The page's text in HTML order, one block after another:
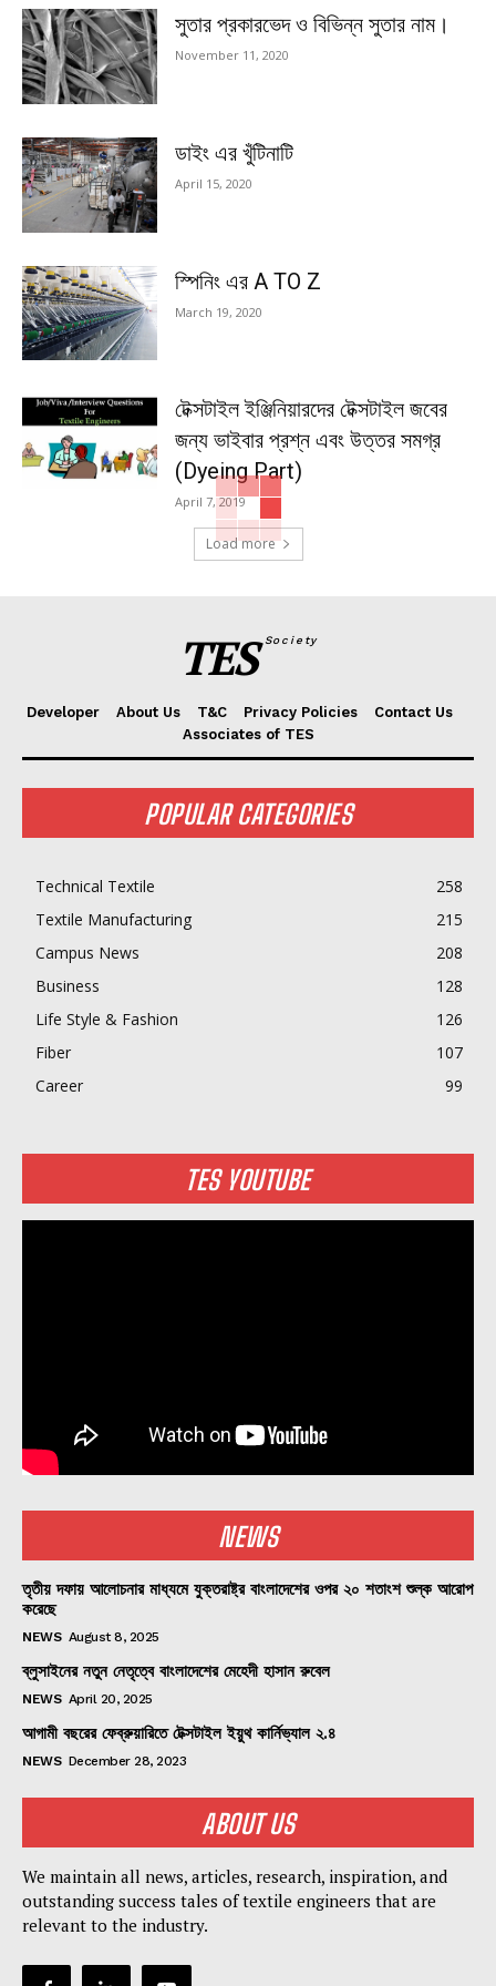
সুতার প্রকারভেদ ও বিভিন্ন সুতার নাম।
November 11, 2020
ডাইং এর খুঁটিনাটি
April 15, 2020
স্পিনিং এর A TO Z
March 19, 2020
টেক্সটাইল ইঞ্জিনিয়ারদের টেক্সটাইল জবের
জন্য ভাইবার প্রশ্ন এবং উত্তর সমগ্র
(Dyeing Part)
April 7, 2019
Load more
TES Society
Developer About Us T&C Privacy Policies
Contact Us
Associates of TES
POPULAR CATEGORIES
Technical Textile
258
Textile Manufacturing
215
Campus News
208
Business
128
Life Style & Fashion
126
Fiber
107
Career
99
TES YOUTUBE
NEWS
তৃতীয় দফায় আলোচনার মাধ্যমে যুক্তরাষ্ট্র বাংলাদেশের ওপর ২০ শতাংশ শুল্ক আরোপ
করেছে
NEWS August 8, 2025
ব্লুসাইনের নতুন নেতৃত্বে বাংলাদেশের মেহেদী হাসান রুবেল
NEWS April 20, 2025
আগামী বছরের ফেব্রুয়ারিতে টেক্সটাইল ইয়ুথ কার্নিভ্যাল ২.৪
NEWS December 28, 2023
ABOUT US
We maintain all news, articles, research, inspiration, and
outstanding success tales of textile engineers that are
relevant to the industry.